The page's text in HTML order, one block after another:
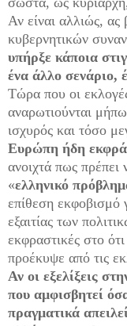
Αν είναι αλλιώς,
κυβερνητικών
υπήρξε κάποια
ένα άλλο σενάριο,
Τώρα που οι
αναρωτιούνται
ισχυρός και τόσο
Ευρώπη ήδη
ανοιχτά πως
«ελληνικό
επίθεση εκφοβισμό
εξαιτίας των
εκφραστικές στο
προέκυψε από τις
Αν οι εξελίξεις
που αμφισβητεί
πραγματικά